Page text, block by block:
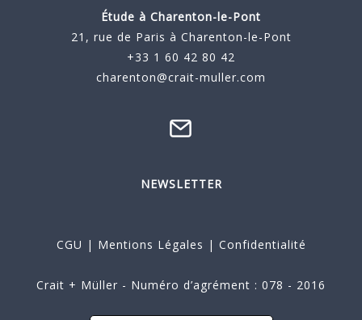
Étude à Charenton-le-Pont
21, rue de Paris à Charenton-le-Pont
+33 1 60 42 80 42
charenton@crait-muller.com
NEWSLETTER
CGU | Mentions Légales | Confidentialité
Crait + Müller - Numéro d’agrément : 078 - 2016